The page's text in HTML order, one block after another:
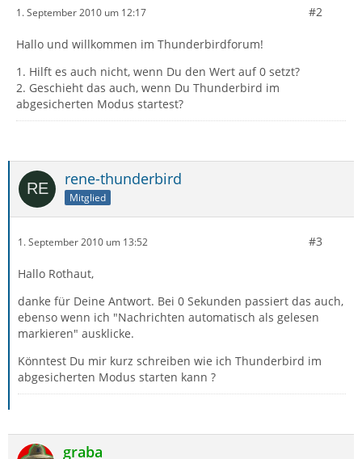
1. September 2010 um 12:17 #2
Hallo und willkommen im Thunderbirdforum!
1. Hilft es auch nicht, wenn Du den Wert auf 0 setzt?
2. Geschieht das auch, wenn Du Thunderbird im
abgesicherten Modus startest?
rene-thunderbird
Mitglied
1. September 2010 um 13:52 #3
Hallo Rothaut,
danke für Deine Antwort. Bei 0 Sekunden passiert das auch,
ebenso wenn ich "Nachrichten automatisch als gelesen
markieren" ausklicke.
Könntest Du mir kurz schreiben wie ich Thunderbird im
abgesicherten Modus starten kann ?
graba